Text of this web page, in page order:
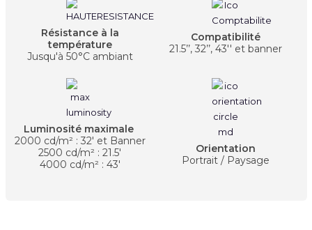
Résistance à la
température
Jusqu'à 50°C ambiant
Compatibilité
21.5’’, 32’’, 43'' et banner
Luminosité maximale
2000 cd/m² : 32' et Banner
2500 cd/m² : 21.5'
4000 cd/m² : 43'
Orientation
Portrait / Paysage